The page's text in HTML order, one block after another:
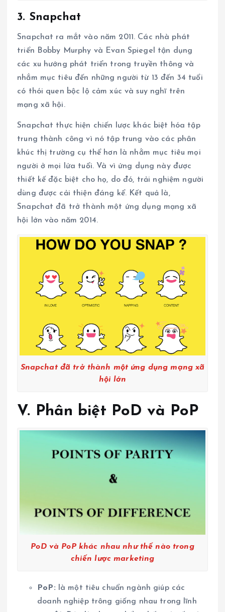
3. Snapchat
Snapchat ra mắt vào năm 2011. Các nhà phát
triển Bobby Murphy và Evan Spiegel tận dụng
các xu hướng phát triển trong truyền thông và
nhắm mục tiêu đến những người từ 13 đến 34 tuổi
có thói quen bộc lộ cảm xúc và suy nghĩ trên
mạng xã hội.
Snapchat thực hiện chiến lược khác biệt hóa tập
trung thành công vì nó tập trung vào các phân
khúc thị trường cụ thể hơn là nhằm mục tiêu mọi
người ở mọi lứa tuổi. Và vì ứng dụng này được
thiết kế đặc biệt cho họ, do đó, trải nghiệm người
dùng được cải thiện đáng kể. Kết quả là,
Snapchat đã trở thành một ứng dụng mạng xã
hội lớn vào năm 2014.
Snapchat đã trở thành một ứng dụng mạng xã
hội lớn
V. Phân biệt PoD và PoP
PoD và PoP khác nhau như thế nào trong
chiến lược marketing
PoP:
là một tiêu chuẩn ngành giúp các
doanh nghiệp trông giống nhau trong lĩnh